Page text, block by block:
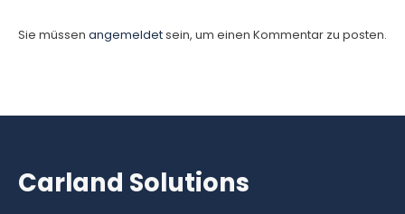
Sie müssen angemeldetsein, um einen Kommentar zu posten.
Carland Solutions